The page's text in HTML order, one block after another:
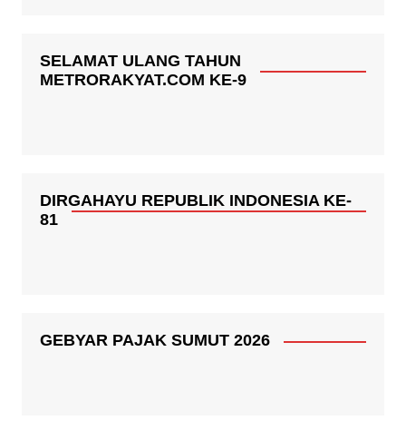
SELAMAT ULANG TAHUN
METRORAKYAT.COM KE-9
DIRGAHAYU REPUBLIK INDONESIA KE-
81
GEBYAR PAJAK SUMUT 2026